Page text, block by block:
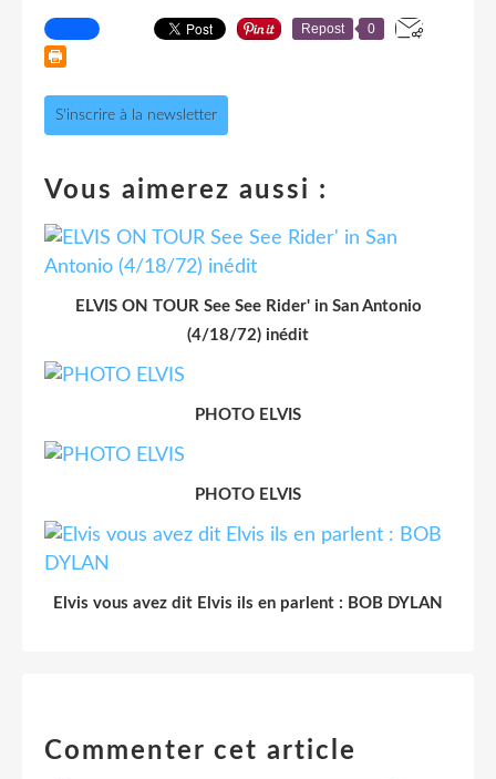
Repost 0
S'inscrire à la newsletter
Vous aimerez aussi :
ELVIS ON TOUR See See Rider' in San Antonio
(4/18/72) inédit
PHOTO ELVIS
PHOTO ELVIS
Elvis vous avez dit Elvis ils en parlent : BOB DYLAN
Commenter cet article